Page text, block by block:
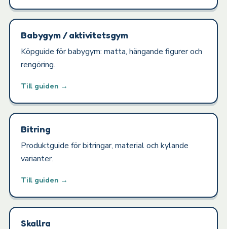
Babygym / aktivitetsgym
Köpguide för babygym: matta, hängande figurer och
rengöring.
Till guiden →
Bitring
Produktguide för bitringar, material och kylande
varianter.
Till guiden →
Skallra